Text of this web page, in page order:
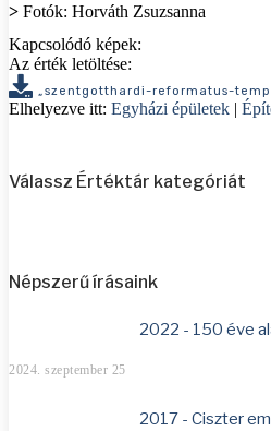
> Fotók: Horváth Zsuzsanna
Kapcsolódó képek:
Az érték letöltése:
„szentgotthardi-reformatus-
Elhelyezve itt: Egyházi épületek |
Válassz Értéktár kategóriát
Népszerű írásaink
2022 - 150 éve
2024. szeptember 25
2017 - Ciszter